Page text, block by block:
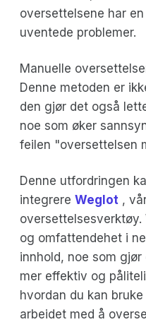
oversettelsene har
uventede problemer.
Manuelle
Denne metoden er
den gjør det også
noe som øker
feilen "oversettelsen
Denne utfordringen
integrere Weglot ,
og omfattendehet i
innhold, noe som
mer effektiv og
hvordan du kan
arbeidet med å